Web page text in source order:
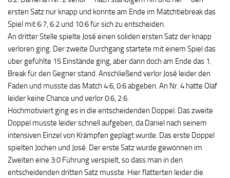
ersten Satz nur knapp und konnte am Ende im Matchtiebreak das
Spiel mit 6:7, 6:2 und 10:6 für sich zu entscheiden.
An dritter Stelle spielte José einen soliden ersten Satz der knapp
verloren ging. Der zweite Durchgang startete mit einem Spiel das
über gefühlte 15 Einstände ging, aber dann doch am Ende das 1.
Break für den Gegner stand. Anschließend verlor José leider den
Faden und musste das Match 4:6, 0:6 abgeben. An Nr. 4 hatte Olaf
leider keine Chance und verlor 0:6, 2:6.
Hochmotiviert ging es in die entscheidenden Doppel. Das zweite
Doppel musste leider schnell aufgeben, da Daniel nach seinem
intensiven Einzel von Krämpfen geplagt wurde. Das erste Doppel
spielten Jochen und José. Der erste Satz wurde gewonnen im
Zweiten eine 3:0 Führung verspielt, so dass man in den
entscheidenden dritten Satz musste. Hier flatterten leider die